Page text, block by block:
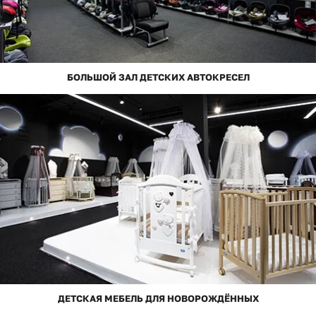
БОЛЬШОЙ ЗАЛ ДЕТСКИХ АВТОКРЕСЕЛ
ДЕТСКАЯ МЕБЕЛЬ ДЛЯ НОВОРОЖДЁННЫХ